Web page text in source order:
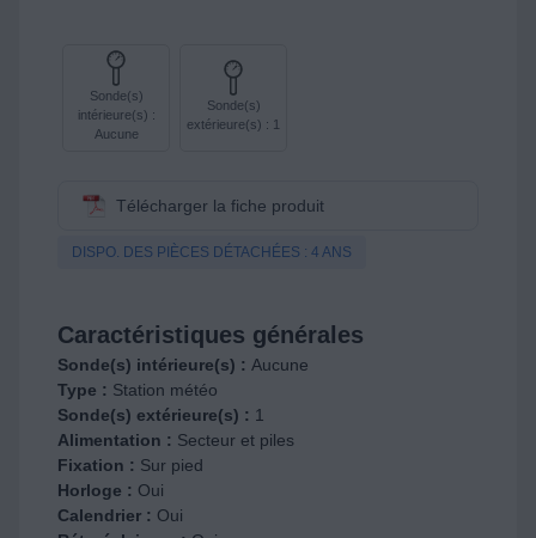
Sonde(s)
intérieure(s) :
Aucune
Sonde(s)
extérieure(s) : 1
Télécharger la fiche produit
DISPO. DES PIÈCES DÉTACHÉES : 4 ANS
Caractéristiques générales
Sonde(s) intérieure(s) : Aucune
Type : Station météo
Sonde(s) extérieure(s) : 1
Alimentation : Secteur et piles
Fixation : Sur pied
Horloge : Oui
Calendrier : Oui